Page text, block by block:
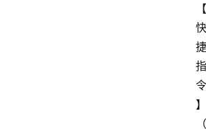
【
快
捷
指
令
】
（